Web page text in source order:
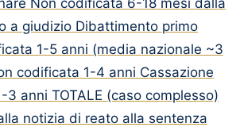
Non codificata 6-18 mesi dalla
a giudizio Dibattimento primo
1-5 anni (media nazionale ~3
codificata 1-4 anni Cassazione
3 anni TOTALE (caso complesso)
notizia di reato alla sentenza